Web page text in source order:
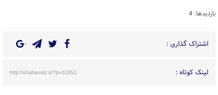
بازدیدها: 4
اشتراک گذاری :
لینک کوتاه : http://shabaveiz.ir/?p=31851